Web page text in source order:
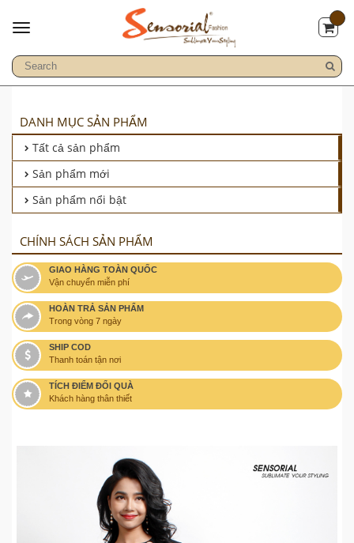
DANH MỤC SẢN PHẨM
Tất cả sản phẩm
Sản phẩm mới
Sản phẩm nổi bật
CHÍNH SÁCH SẢN PHẨM
GIAO HÀNG TOÀN QUỐC
Vận chuyển miễn phí
HOÀN TRẢ SẢN PHẨM
Trong vòng 7 ngày
SHIP COD
Thanh toán tận nơi
TÍCH ĐIỂM ĐỔI QUÀ
Khách hàng thân thiết